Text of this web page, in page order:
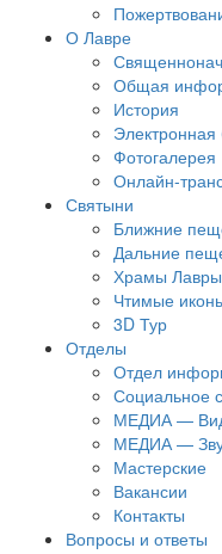
О Лавре
Общая
История
Электронная
Фотогалерея
Онлайн-
Святыни
Ближние
Дальние
Храмы Лавры
Чтимые
3D Тур
Отделы
Отдел
Социальное
МЕДИА —
МЕДИА —
Мастерские
Вакансии
Контакты
Вопросы и ответы